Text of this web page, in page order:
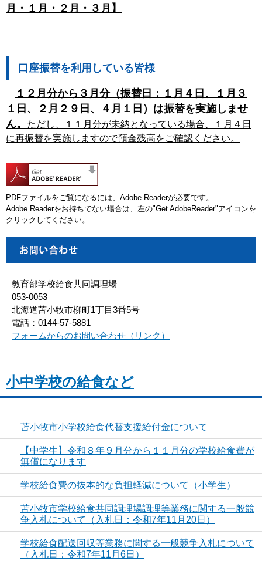
月・１月・２月・３月】
口座振替を利用している皆様
１２月分から３月分（振替日：１月４日、１月３
１日、２月２９日、４月１日）は振替を実施しませ
ん。
ただし、１１月分が未納となっている場合、１月４日
に再振替を実施しますので預金残高をご確認ください。
PDFファイルをご覧になるには、Adobe Readerが必要です。
Adobe Readerをお持ちでない場合は、左の"Get AdobeReader"アイコンを
クリックしてください。
教育部学校給食共同調理場
053-0053
北海道苫小牧市柳町1丁目3番5号
電話：0144-57-5881
フォームからのお問い合わせ（リンク）
小中学校の給食など
苫小牧市小学校給食代替支援給付金について
【中学生】令和８年９月分から１１月分の学校給食費が
無償になります
学校給食費の抜本的な負担軽減について（小学生）
苫小牧市学校給食共同調理場調理等業務に関する一般競
争入札について（入札日：令和7年11月20日）
学校給食配送回収等業務に関する一般競争入札について
（入札日：令和7年11月6日）